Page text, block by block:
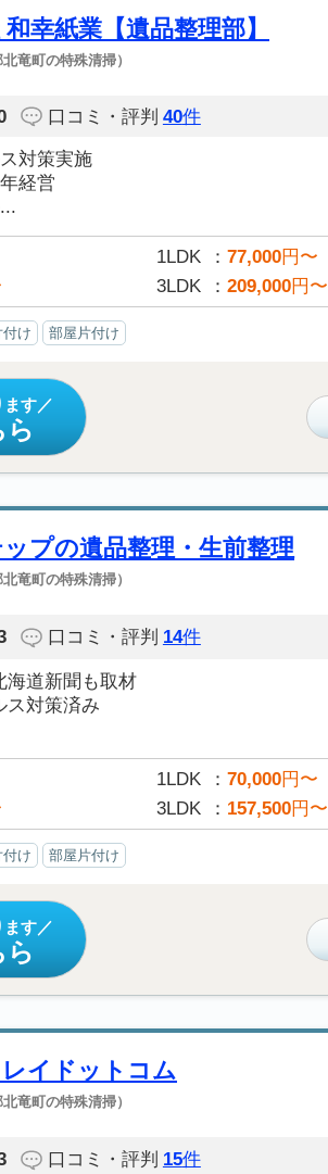
幸紙業【遺品整理部】
竜町の特殊清掃）
口コミ・評判 40件
対策実施
経営
1LDK 77,000円〜
3LDK 209,000円〜
け 部屋片付け
ます
プの遺品整理・生前整理
竜町の特殊清掃）
口コミ・評判 14件
道新聞も取材
対策済み
1LDK 70,000円〜
3LDK 157,500円〜
け 部屋片付け
ます
イドットコム
竜町の特殊清掃）
口コミ・評判 15件